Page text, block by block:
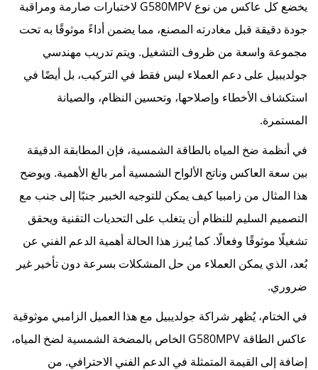
يخضع كل عاكس من نوع G580MPV لاختبارات صارمة ومراقبة
جودة دقيقة قبل مغادرته المصنع، مما يضمن أداءً موثوقًا به تحت
مجموعة واسعة من ظروف التشغيل. ويتم تدريب مهندسي
جولديبيل على دعم العملاء ليس فقط في التركيب، بل أيضًا في
استكشاف الأخطاء وإصلاحها، وتحسين النظام، والصيانة
المستمرة.
في أنظمة ضخ المياه بالطاقة الشمسية، فإن المطابقة الدقيقة
بين سعة العاكس وناتج الألواح الشمسية أمر بالغ الأهمية. ويوضح
هذا المثال من زامبيا كيف يمكن للتوجيه الخبير جنبًا إلى جنب مع
التصميم السليم للنظام أن يتغلب على التحديات التقنية ويحقق
تشغيلًا موثوقًا وفعالًا. كما يُبرز هذا الحالة أهمية الدعم الفني عن
بُعد، الذي يمكن العملاء من حل المشكلات بسرعة دون تأخير غير
ضروري.
في الختام، يُظهر شراكة جولديبيل مع هذا العميل الزامبي موثوقية
عاكس الطاقة G580MPV الخاص بالمضخة الشمسية لضخ المياه،
إضافة إلى القيمة المتمثلة في الدعم الفني الاحترافي. من